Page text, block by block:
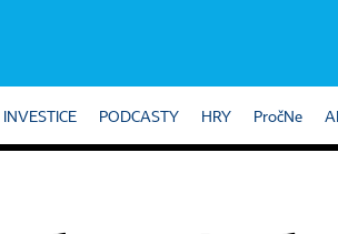
INVESTICE PODCASTY HRY PročNe